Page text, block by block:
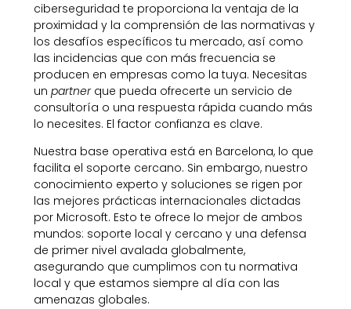
ciberseguridad te proporciona la ventaja de la
proximidad y la comprensión de las normativas y
los desafíos específicos tu mercado, así como
las incidencias que con más frecuencia se
producen en empresas como la tuya. Necesitas
un partnerque pueda ofrecerte un servicio de
consultoría o una respuesta rápida cuando más
lo necesites. El factor confianza es clave.
Nuestra base operativa está en Barcelona, lo que
facilita el soporte cercano. Sin embargo, nuestro
conocimiento experto y soluciones se rigen por
las mejores prácticas internacionales dictadas
por Microsoft. Esto te ofrece lo mejor de ambos
mundos: soporte local y cercano y una defensa
de primer nivel avalada globalmente,
asegurando que cumplimos con tu normativa
local y que estamos siempre al día con las
amenazas globales.